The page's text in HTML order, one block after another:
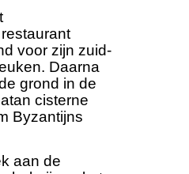
voor zijn zuid-
Daarna
grond in de
cisterne
Byzantijns
aan de